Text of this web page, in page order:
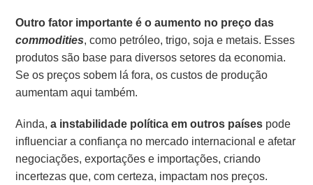
Outro fator importante éo aumento no preço das
commodities, como petróleo, trigo, soja e metais. Esses
produtos são base para diversos setores da economia.
Se os preços sobem lá fora, os custos de produção
aumentam aqui também.
Ainda,a instabilidade política em outros países pode
influenciar a confiança no mercado internacional e afetar
negociações, exportações e importações, criando
incertezas que, com certeza, impactam nos preços.